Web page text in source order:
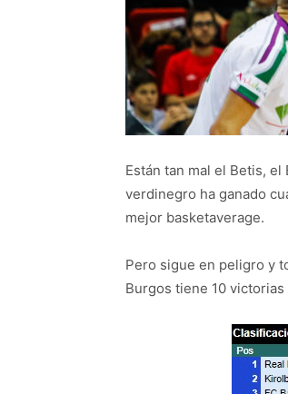
Están tan mal el Betis,
verdinegro ha ganado
mejor basketaverage.
Pero sigue en peligro y
Burgos tiene 10